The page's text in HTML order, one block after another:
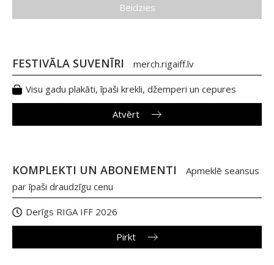
Beidzies
FESTIVĀLA SUVENĪRI merch.rigaiff.lv
Visu gadu plakāti, īpaši krekli, džemperi un cepures
Atvērt
KOMPLEKTI UN ABONEMENTI
Apmeklē seansus
par īpaši draudzīgu cenu
Derīgs RIGA IFF 2026
Pirkt